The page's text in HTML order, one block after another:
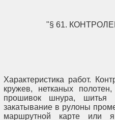
"§ 61.
Характеристика работ.
кружев, нетканых
прошивок шнура, шитья
закатывание в рулоны
маршрутной карте или